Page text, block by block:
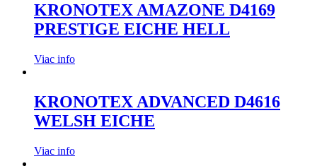
KRONOTEX AMAZONE D4169
PRESTIGE EICHE HELL
Viac info
KRONOTEX ADVANCED D4616
WELSH EICHE
Viac info